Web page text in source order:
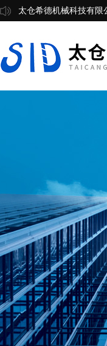
太仓希德机械科技有限